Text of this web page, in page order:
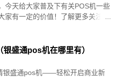
今天给大家普及下有关POS机一些
家有一定的价值！了解更多关注本
盛通pos机在哪里有）
银盛通pos机——轻松开启商业新